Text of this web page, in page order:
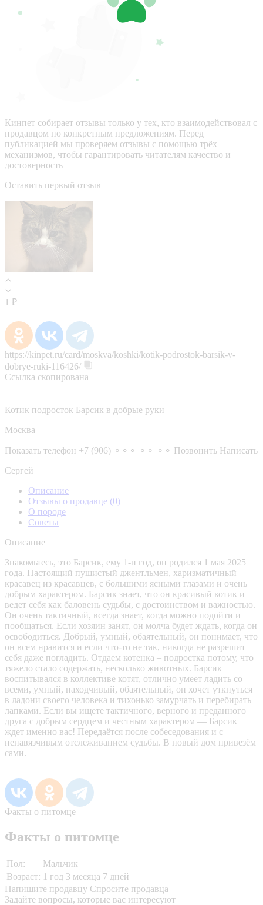
Кинпет собирает отзывы только у тех, кто взаимодействовал с
продавцом по конкретным предложениям. Перед
публикацией мы проверяем отзывы с помощью трёх
механизмов, чтобы гарантировать читателям качество и
достоверность
Оставить первый отзыв
1 ₽
https://kinpet.ru/card/moskva/koshki/kotik-podrostok-barsik-v-
dobrye-ruki-116426/
Ссылка скопирована
Котик подросток Барсик в добрые руки
Москва
Показать телефон +7 (906) ⚬⚬⚬ ⚬⚬ ⚬⚬ Позвонить Написать
Сергей
Описание
Отзывы о продавце (0)
О породе
Советы
Описание
Знакомьтесь, это Барсик, ему 1-н год, он родился 1 мая 2025
года. Настоящий пушистый джентльмен, харизматичный
красавец из красавцев, с большими ясными глазами и очень
добрым характером. Барсик знает, что он красивый котик и
ведет себя как баловень судьбы, с достоинством и важностью.
Он очень тактичный, всегда знает, когда можно подойти и
пообщаться. Если хозяин занят, он молча будет ждать, когда он
освободиться. Добрый, умный, обаятельный, он понимает, что
он всем нравится и если что-то не так, никогда не разрешит
себя даже погладить. Отдаем котенка – подростка потому, что
тяжело стало содержать, несколько животных. Барсик
воспитывался в коллективе котят, отлично умеет ладить со
всеми, умный, находчивый, обаятельный, он хочет уткнуться
в ладони своего человека и тихонько замурчать и перебирать
лапками. Если вы ищете тактичного, верного и преданного
друга с добрым сердцем и честным характером — Барсик
ждет именно вас! Передаётся после собеседования и с
ненавязчивым отслеживанием судьбы. В новый дом привезём
сами.
Факты о питомце
Факты о питомце
Пол:
Мальчик
Возраст: 1 год 3 месяца 7 дней
Напишите продавцу Спросите продавца
Задайте вопросы, которые вас интересуют